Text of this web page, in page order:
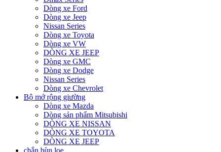
Dòng xe Ford
Dòng xe Jeep
Nissan Series
Dòng xe Toyota
Dòng xe VW
DÒNG XE JEEP
Dòng xe GMC
Dòng xe Dodge
Nissan Series
Dòng xe Chevrolet
Bộ mở rộng giường
Dòng xe Mazda
Dòng sản phẩm Mitsubishi
DÒNG XE NISSAN
DÒNG XE TOYOTA
DÒNG XE JEEP
chắn bùn loe